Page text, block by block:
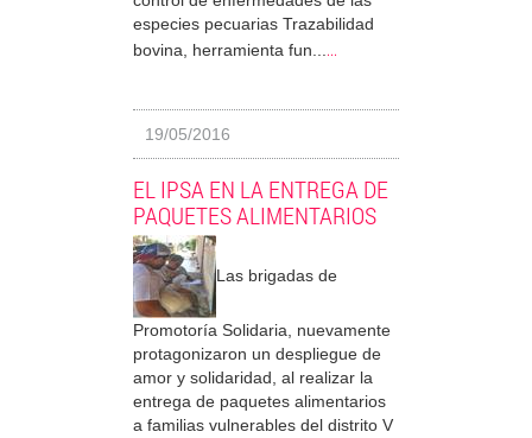
especies pecuarias Trazabilidad
bovina, herramienta fun... ...
19/05/2016
EL IPSA EN LA ENTREGA DE
PAQUETES ALIMENTARIOS
Las brigadas de
Promotoría Solidaria, nuevamente
protagonizaron un despliegue de
amor y solidaridad, al realizar la
entrega de paquetes alimentarios
a familias vulnerables del distrito V